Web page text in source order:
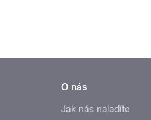
O nás
Jak nás naladíte